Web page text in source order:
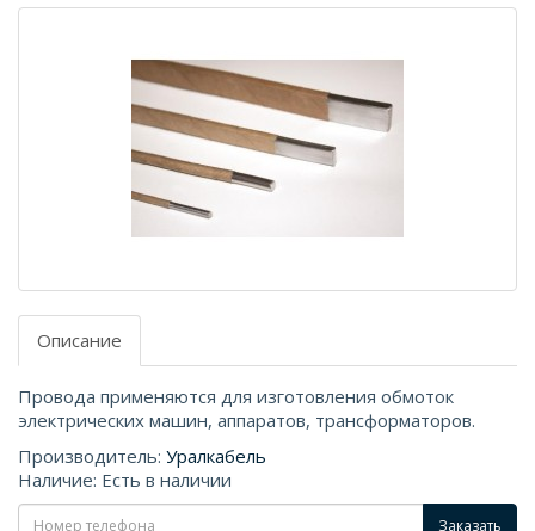
Описание
Провода применяются для изготовления обмоток
электрических машин, аппаратов, трансформаторов.
Производитель: Уралкабель
Наличие: Есть в наличии
Заказать